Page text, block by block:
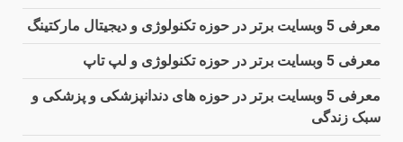
معرفی 5 وبسایت برتر در حوزه تکنولوژی و دیجیتال مارکتینگ
معرفی 5 وبسایت برتر در حوزه تکنولوژی و لپ تاپ
معرفی 5 وبسایت برتر در حوزه های دندانپزشکی و پزشکی و
سبک زندگی